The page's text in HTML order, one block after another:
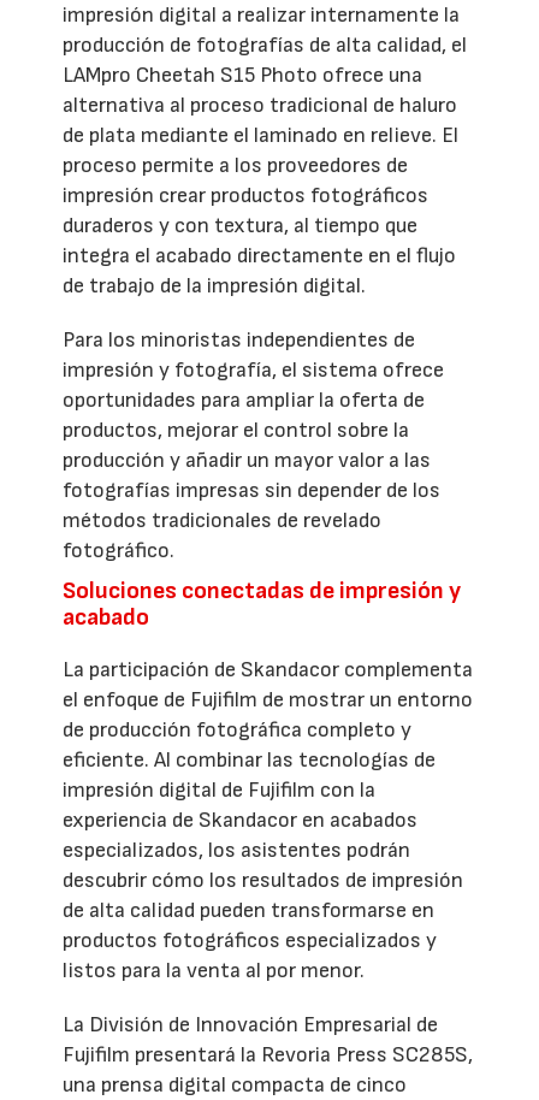
impresión digital a realizar internamente la
producción de fotografías de alta calidad, el
LAMpro Cheetah S15 Photo ofrece una
alternativa al proceso tradicional de haluro
de plata mediante el laminado en relieve. El
proceso permite a los proveedores de
impresión crear productos fotográficos
duraderos y con textura, al tiempo que
integra el acabado directamente en el flujo
de trabajo de la impresión digital.
Para los minoristas independientes de
impresión y fotografía, el sistema ofrece
oportunidades para ampliar la oferta de
productos, mejorar el control sobre la
producción y añadir un mayor valor a las
fotografías impresas sin depender de los
métodos tradicionales de revelado
fotográfico.
Soluciones conectadas de impresión y
acabado
La participación de Skandacor complementa
el enfoque de Fujifilm de mostrar un entorno
de producción fotográfica completo y
eficiente. Al combinar las tecnologías de
impresión digital de Fujifilm con la
experiencia de Skandacor en acabados
especializados, los asistentes podrán
descubrir cómo los resultados de impresión
de alta calidad pueden transformarse en
productos fotográficos especializados y
listos para la venta al por menor.
La División de Innovación Empresarial de
Fujifilm presentará la Revoria Press SC285S,
una prensa digital compacta de cinco